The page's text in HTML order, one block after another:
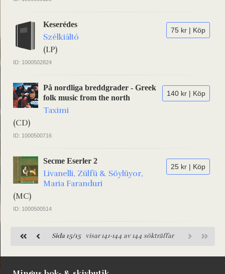
75 kr | Köp
Keserédes
Szélkiáltó
(LP)
ID: 1000502824
140 kr | Köp
På nordliga breddgrader - Greek
folk music from the north
Taximi
(CD)
ID: 1000500716
25 kr | Köp
Secme Eserler 2
Livanelli, Zülfü & Söylüyor,
Maria Faranduri
(MC)
ID: 1000500514
Sida 15/15visar 141-144 av 144 sökträffar